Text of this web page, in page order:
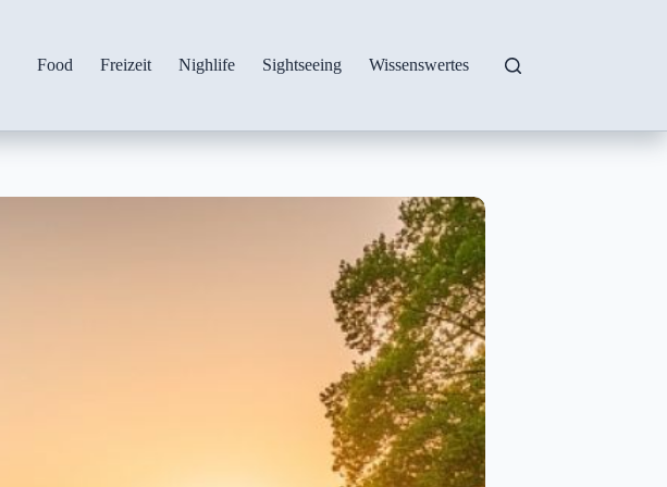
Food
Freizeit Nighlife Sightseeing Wissenswertes